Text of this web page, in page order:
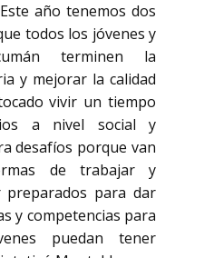
año tenemos dos
todos los jóvenes y
terminen la
y mejorar la calidad
vivir un tiempo
a nivel social y
desafíos porque van
de trabajar y
preparados para dar
y competencias para
puedan tener